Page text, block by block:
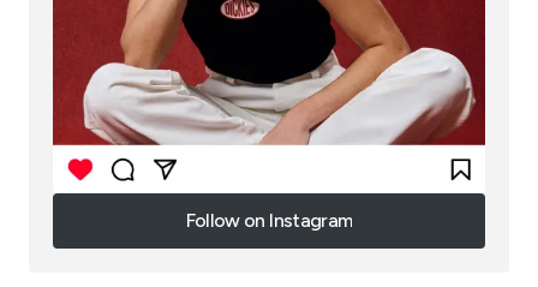
Follow on Instagram
Follow on Instagram